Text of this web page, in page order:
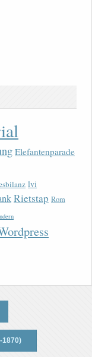
Elefantenparade
lvi
Rietstap Rom
1870)